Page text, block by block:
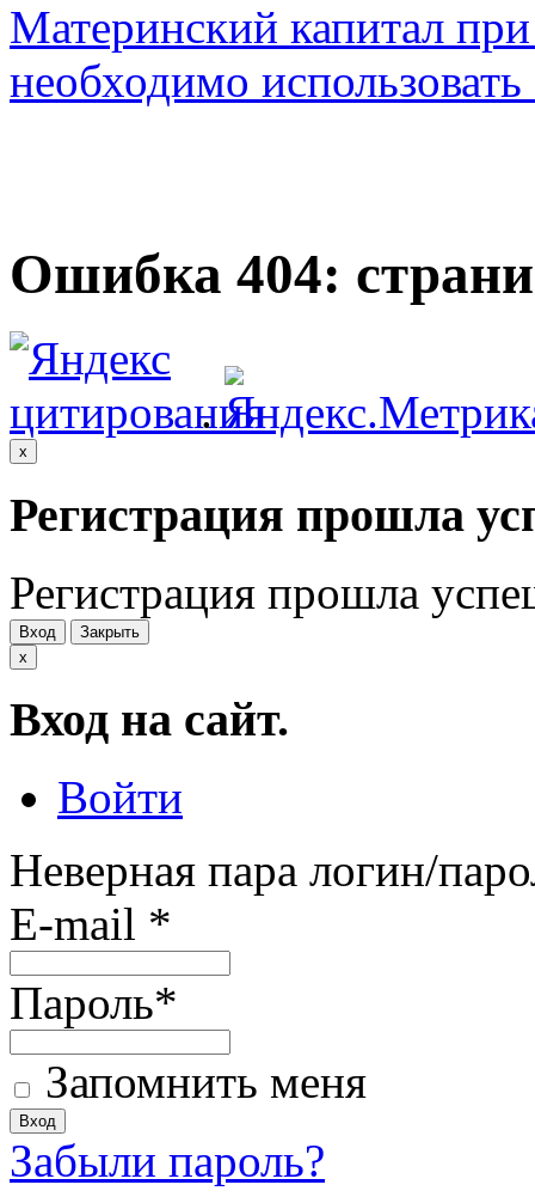
Материнский капитал
необходимо использовать
Ошибка 404:
.
x
Регистрация прошла
Регистрация прошла
Вход
Закрыть
x
Вход на сайт.
Войти
Неверная пара логин/
E-mail *
Пароль*
Запомнить меня
Забыли пароль?